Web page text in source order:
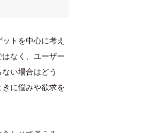
トを中心に考え
なく、ユーザー
い場合はどう
に悩みや欲求を